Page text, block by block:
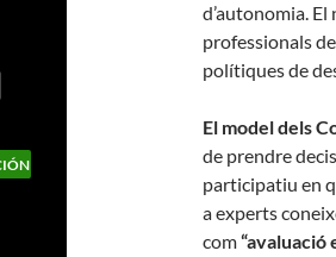
d’autonomia.
professionals
polítiques de
El model dels
de prendre
participatiu en
a experts
com“avaluació